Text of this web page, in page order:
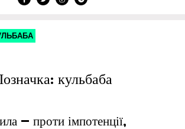
кульбаба
— проти імпотенції,